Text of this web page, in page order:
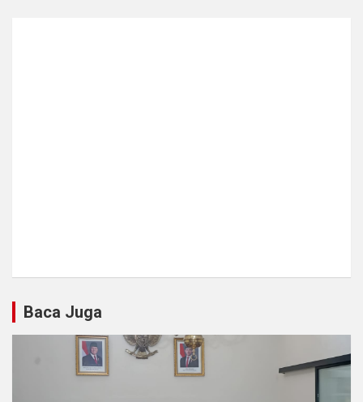
Baca Juga